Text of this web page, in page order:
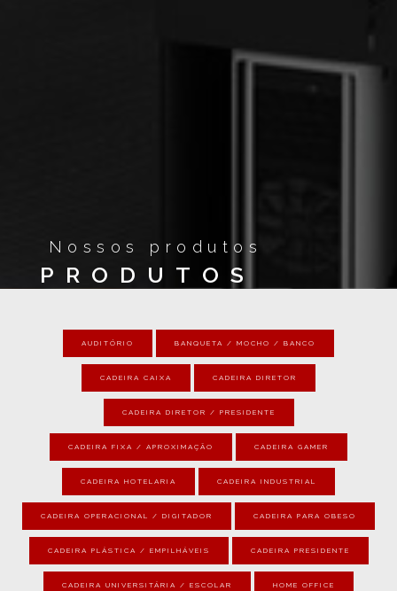
Nossos produtos
PRODUTOS
AUDITÓRIO BANQUETA / MOCHO / BANCO
CADEIRA CAIXA CADEIRA DIRETOR
CADEIRA DIRETOR / PRESIDENTE
CADEIRA FIXA / APROXIMAÇÃO CADEIRA GAMER
CADEIRA HOTELARIA CADEIRA INDUSTRIAL
CADEIRA OPERACIONAL / DIGITADOR CADEIRA PARA OBESO
CADEIRA PLÁSTICA / EMPILHÁVEIS CADEIRA PRESIDENTE
CADEIRA UNIVERSITÁRIA / ESCOLAR HOME OFFICE